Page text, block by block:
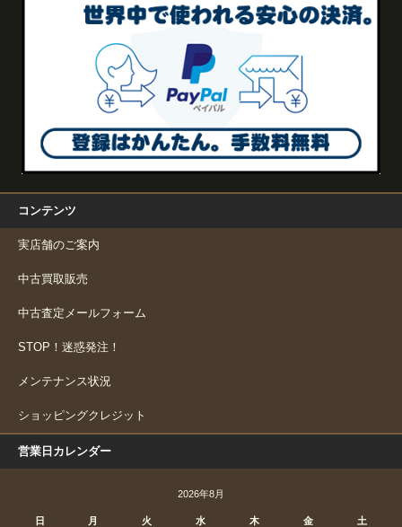
コンテンツ
実店舗のご案内
中古買取販売
中古査定メールフォーム
STOP！迷惑発注！
メンテナンス状況
ショッピングクレジット
営業日カレンダー
2026年8月
日 月 火 水 木 金 土